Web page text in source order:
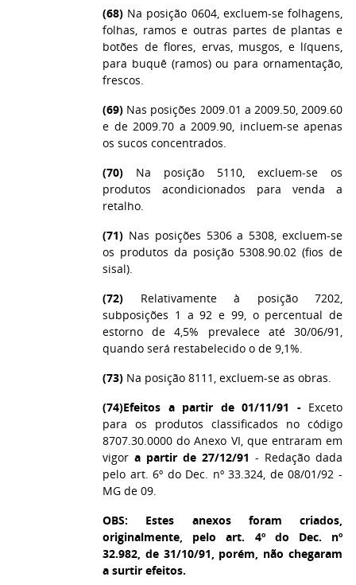
(68) Na posição 0604, excluem-se folhagens,
folhas, ramos e outras partes de plantas e
botões de flores, ervas, musgos, e líquens,
para buquê (ramos) ou para ornamentação,
frescos.
(69) Nas posições 2009.01 a 2009.50, 2009.60
e de 2009.70 a 2009.90, incluem-se apenas
os sucos concentrados.
(70) Na posição 5110, excluem-se os
produtos acondicionados para venda a
retalho.
(71) Nas posições 5306 a 5308, excluem-se
os produtos da posição 5308.90.02 (fios de
sisal).
(72) Relativamente à posição 7202,
subposições 1 a 92 e 99, o percentual de
estorno de 4,5% prevalece até 30/06/91,
quando será restabelecido o de 9,1%.
(73) Na posição 8111, excluem-se as obras.
(74)Efeitos a partir de 01/11/91 -Exceto
para os produtos classificados no código
8707.30.0000 do Anexo VI, que entraram em
vigor a partir de 27/12/91 - Redação dada
pelo art. 6º do Dec. nº 33.324, de 08/01/92 -
MG de 09.
OBS: Estes anexos foram criados,
originalmente, pelo art. 4º do Dec. nº
32.982, de 31/10/91, porém, não chegaram
a surtir efeitos.